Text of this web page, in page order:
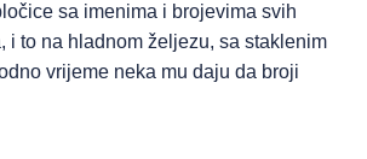
sa imenima i brojevima svih
i to na hladnom željezu, sa staklenim
vrijeme neka mu daju da broji